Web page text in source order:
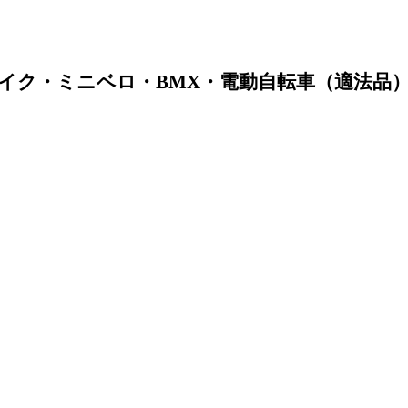
・ミニベロ・BMX・電動自転車（適法品